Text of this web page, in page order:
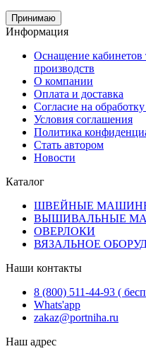
Принимаю
Информация
Оснащение кабинетов
производств
О компании
Оплата и доставка
Согласие на
Условия соглашения
Политика
Стать автором
Новости
Каталог
ШВЕЙНЫЕ
ВЫШИВАЛЬНЫЕ
ОВЕРЛОКИ
ВЯЗАЛЬНОЕ
Наши контакты
8 (800) 511-44-93 (
Whats'app
zakaz@portniha.ru
Наш адрес